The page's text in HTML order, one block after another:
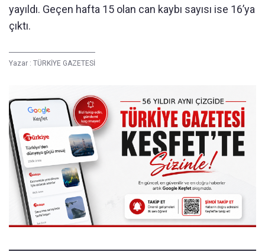
yayıldı. Geçen hafta 15 olan can kaybı sayısı ise 16’ya
çıktı.
Yazar : TÜRKİYE GAZETESİ